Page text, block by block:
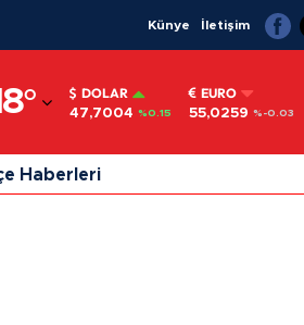
Künye İletişim
° DOLAR
47,7004 %0.15
EURO
55,0259 %-0.03
Haberleri